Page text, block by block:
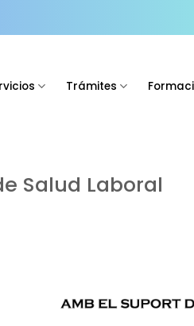
Trámites
Salud Laboral